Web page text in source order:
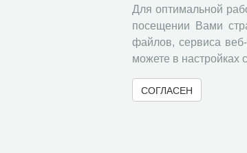
Genus. – 1997. – № 3-4. – P.
Lee, R. Population aging,
WESS background paper / R.
Lowe, R. The Welfare State in
Moore, J. What’s Your
https://www.pimco.com/
Для оптимальной
посещении Вами
файлов, сервиса
можете в настройках
СОГЛАСЕН